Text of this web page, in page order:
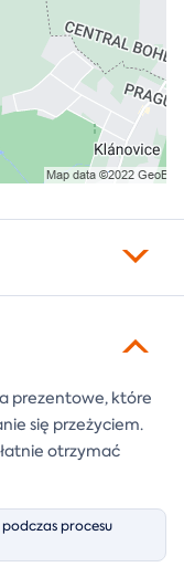
prezentowe, które
się przeżyciem.
otrzymać
procesu